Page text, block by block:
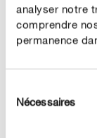
analyser notre
comprendre
permanence
duNécessaires
UTILISATION